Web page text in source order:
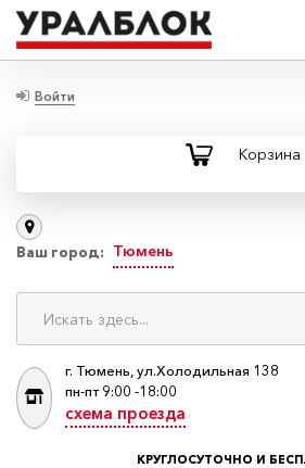
Войти
Корзина
Ваш город: Тюмень
г. Тюмень, ул.Холодильная 138
пн-пт 9:00 -18:00
схема проезда
КРУГЛОСУТОЧНО И